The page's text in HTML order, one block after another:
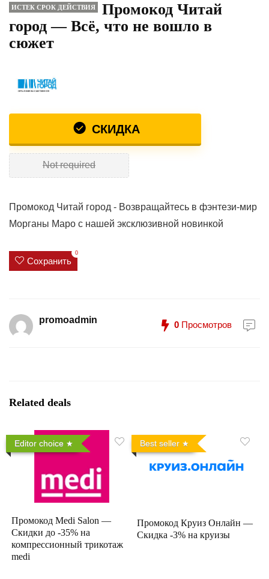
ИСТЕК СРОК ДЕЙСТВИЯ
Промокод Читай
город — Всё, что не вошло в
сюжет
СКИДКА
Not required
Промокод Читай город - Возвращайтесь в фэнтези-мир
Морганы Маро с нашей эксклюзивной новинкой
Сохранить
0
promoadmin 0 Просмотров
Related deals
Editor choice
Промокод Medi Salon —
Скидки до -35% на
компрессионный трикотаж
medi
Best seller
Промокод Круиз Онлайн —
Скидка -3% на круизы